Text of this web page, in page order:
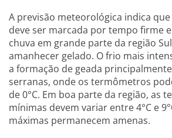
A previsão meteorológica indica
deve ser marcada por tempo firme
chuva em grande parte da região
amanhecer gelado. O frio mais
a formação de geada
serranas, onde os termômetros
de 0°C. Em boa parte da região, as
mínimas devem variar entre 4°C e
máximas permanecem amenas.